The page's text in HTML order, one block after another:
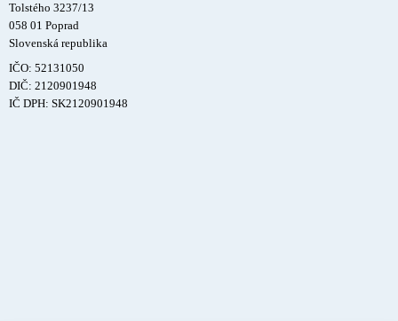
Tolstého 3237/13
058 01 Poprad
Slovenská republika
IČO: 52131050
DIČ: 2120901948
IČ DPH: SK2120901948